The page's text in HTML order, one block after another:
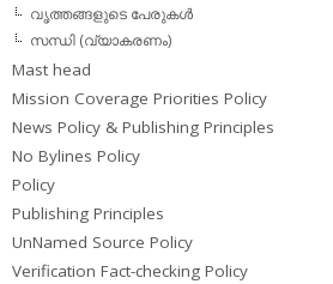
വൃത്തങ്ങളുടെ പേരുകള്‍
സന്ധി (വ്യാകരണം)
Mast head
Mission Coverage Priorities Policy
News Policy & Publishing Principles
No Bylines Policy
Policy
Publishing Principles
UnNamed Source Policy
Verification Fact-checking Policy